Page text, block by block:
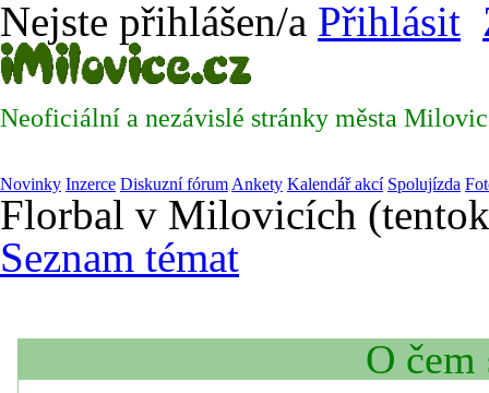
Nejste přihlášen/a Přihlásit
Neoficiální a nezávislé stránky města
Novinky Inzerce Diskuzní fórum Ankety Kalendář akcí Spolujízda
Florbal v Milovicích
Seznam témat
O čem